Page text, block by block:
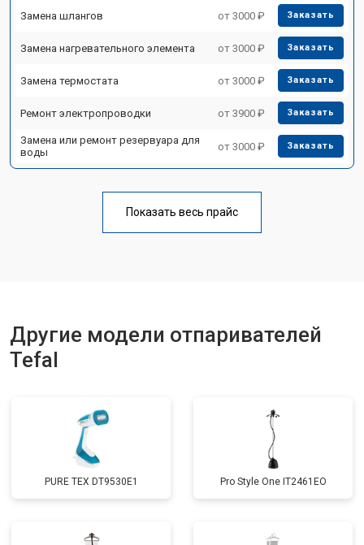
Замена шлангов от 3000 ₽ Заказать
Замена нагревательного элемента от 3000 ₽ Заказать
Замена термостата от 3000 ₽ Заказать
Ремонт электропроводки от 3900 ₽ Заказать
Замена или ремонт резервуара для
воды
от 3000 ₽ Заказать
Показать весь прайс
Другие модели отпаривателей
Tefal
PURE TEX DT9530E1 Pro Style One IT2461ЕО